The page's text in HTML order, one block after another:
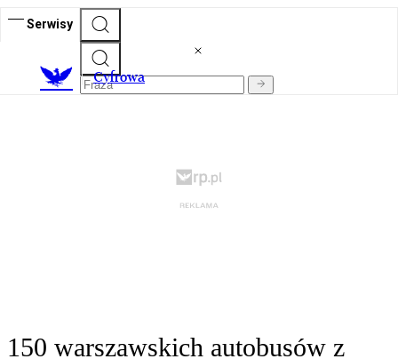
Serwisy
Cyfrowa
150 warszawskich autobusów z